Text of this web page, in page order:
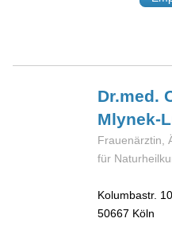
Dr.med.
Mlynek-
Frauenärztin,
für
Kolumbastr. 10
50667 Köln